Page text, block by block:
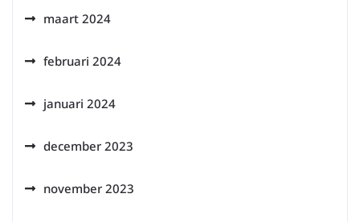
maart 2024
februari 2024
januari 2024
december 2023
november 2023